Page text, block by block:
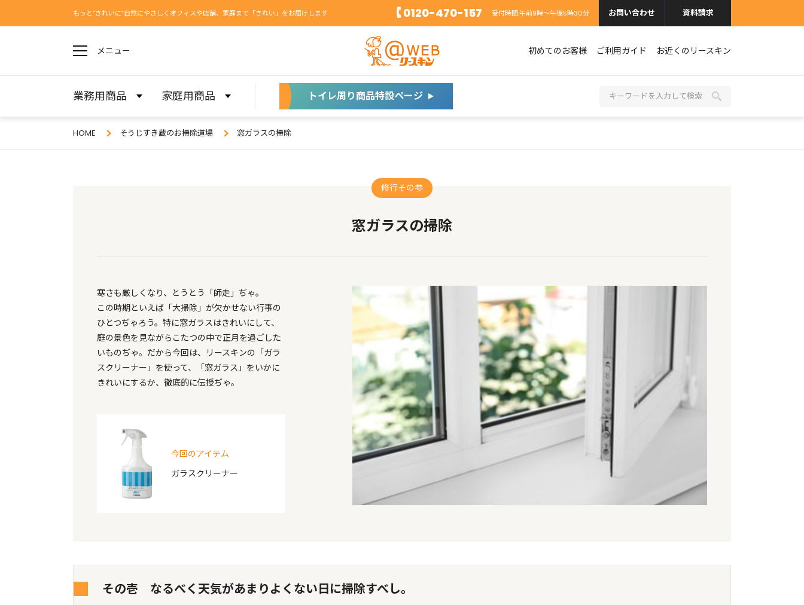
もっと”きれいに”自然にやさしくオフィスや店舗、家庭まで「きれい」をお届けします 0120-470-157 受付時間:午前9時〜午後5時30分 お問い合わせ 資料請求
メニュー 初めてのお客様 ご利用ガイド お近くのリースキン
業務用商品 家庭用商品 トイレ周り商品特設ページ
HOME そうじすき蔵のお掃除道場 窓ガラスの掃除
修行その参
窓ガラスの掃除
寒さも厳しくなり、とうとう「師走」ぢゃ。
この時期といえば「大掃除」が欠かせない行事の
ひとつぢゃろう。特に窓ガラスはきれいにして、
庭の景色を見ながらこたつの中で正月を過ごした
いものぢゃ。だから今回は、リースキンの「ガラ
スクリーナー」を使って、「窓ガラス」をいかに
きれいにするか、徹底的に伝授ぢゃ。
今回のアイテム
ガラスクリーナー
その壱 なるべく天気があまりよくない日に掃除すべし。